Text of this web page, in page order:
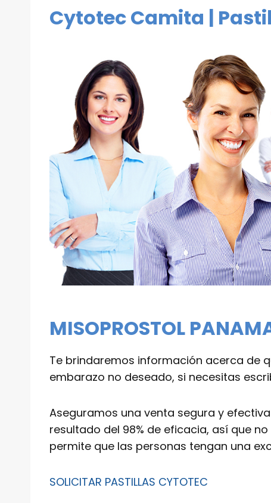
Cytotec Camita |
MISOPROSTOL
Te brindaremos información acerca de
embarazo no deseado, si necesitas
Aseguramos una venta segura y
resultado del 98% de eficacia, así que
permite que las personas tengan una
SOLICITAR PASTILLAS CYTOTEC